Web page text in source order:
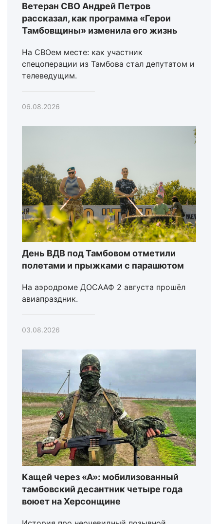
Ветеран СВО Андрей Петров
рассказал, как программа «Герои
Тамбовщины» изменила его жизнь
На СВОем месте: как участник
спецоперации из Тамбова стал депутатом и
телеведущим.
06.08.2026
День ВДВ под Тамбовом отметили
полетами и прыжками с парашютом
На аэродроме ДОСААФ 2 августа прошёл
авиапраздник.
03.08.2026
Кащей через «А»: мобилизованный
тамбовский десантник четыре года
воюет на Херсонщине